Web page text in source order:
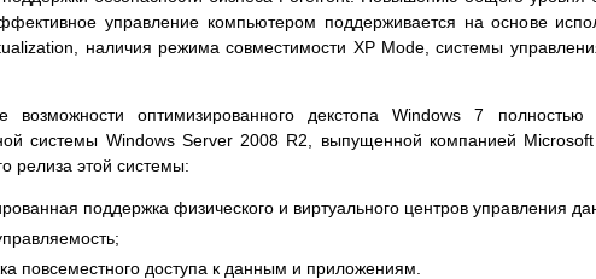
управление компьютером поддерживается на основе
наличия режима совместимости XP Mode, системы
возможности оптимизированного декстопа Windows 7
системы Windows Server 2008 R2, выпущенной компанией
релиза этой системы:
поддержка физического и виртуального центров управления
повсеместного доступа к данным и приложениям.